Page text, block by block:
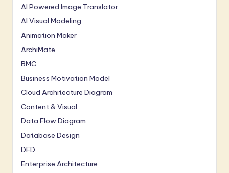
AI Powered Image Translator
AI Visual Modeling
Animation Maker
ArchiMate
BMC
Business Motivation Model
Cloud Architecture Diagram
Content & Visual
Data Flow Diagram
Database Design
DFD
Enterprise Architecture